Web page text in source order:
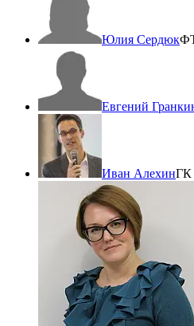
Юлия Сердюк
Евгений
Иван АлехинГК